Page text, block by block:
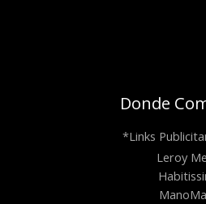
Donde
*Links
Leroy